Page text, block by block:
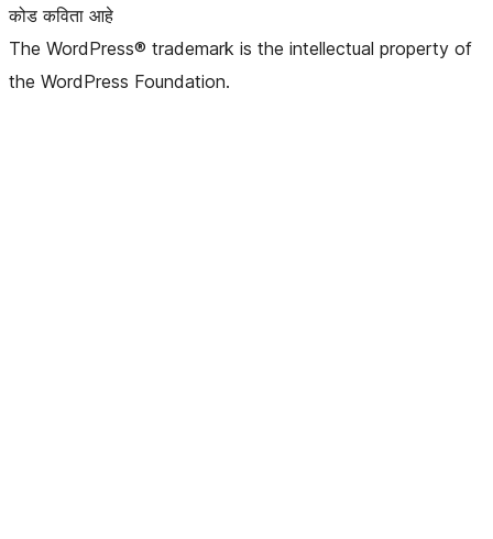
कोड कविता आहे
The WordPress® trademark is the intellectual property of
the WordPress Foundation.